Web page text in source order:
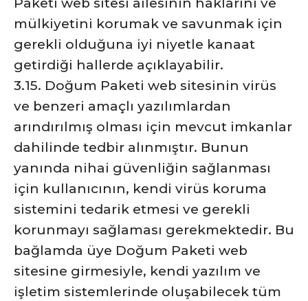
Paketi web sitesi ailesinin haklarını ve
mülkiyetini korumak ve savunmak için
gerekli olduğuna iyi niyetle kanaat
getirdiği hallerde açıklayabilir.
3.15. Doğum Paketi web sitesinin virüs
ve benzeri amaçlı yazılımlardan
arındırılmış olması için mevcut imkanlar
dahilinde tedbir alınmıştır. Bunun
yanında nihai güvenliğin sağlanması
için kullanıcının, kendi virüs koruma
sistemini tedarik etmesi ve gerekli
korunmayı sağlaması gerekmektedir. Bu
bağlamda üye Doğum Paketi web
sitesine girmesiyle, kendi yazılım ve
işletim sistemlerinde oluşabilecek tüm